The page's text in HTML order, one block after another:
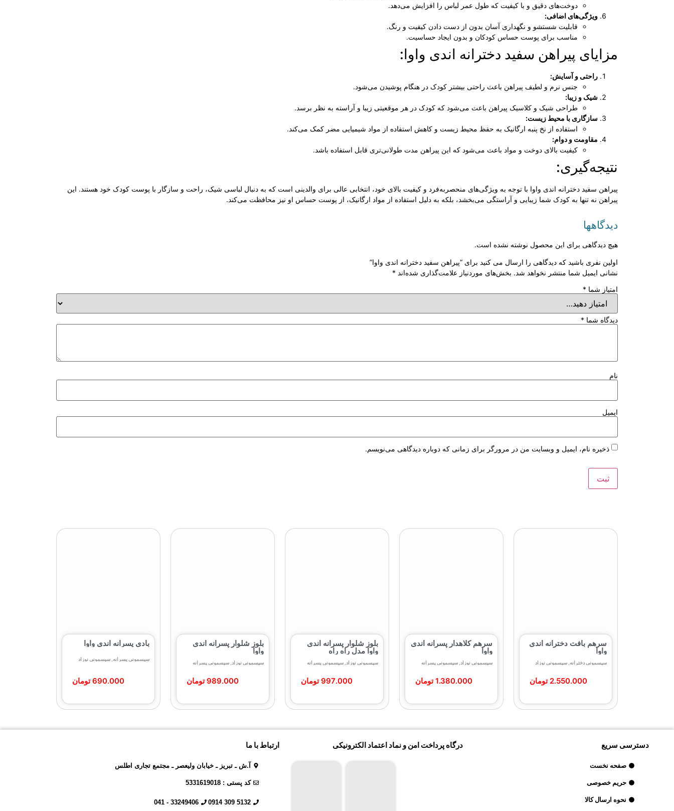
دوخت‌های دقیق و با کیفیت که طول عمر لباس را افزایش می‌دهد.
ویژگی‌های اضافی:
قابلیت شستشو و نگهداری آسان بدون از دست دادن کیفیت و رنگ.
مناسب برای پوست حساس کودکان و بدون ایجاد حساسیت.
مزایای پیراهن سفید دخترانه اندی واوا:
راحتی و آسایش:
جنس نرم و لطیف پیراهن باعث راحتی بیشتر کودک در هنگام پوشیدن می‌شود.
شیک و زیبا:
طراحی شیک و کلاسیک پیراهن باعث می‌شود که کودک در هر موقعیتی زیبا و آراسته به نظر برسد.
سازگاری با محیط زیست:
استفاده از نخ پنبه ارگانیک به حفظ محیط زیست و کاهش استفاده از مواد شیمیایی مضر کمک می‌کند.
مقاومت و دوام:
کیفیت بالای دوخت و مواد باعث می‌شود که این پیراهن مدت طولانی‌تری قابل استفاده باشد.
نتیجه‌گیری:
پیراهن سفید دخترانه اندی واوا با توجه به ویژگی‌های منحصربه‌فرد و کیفیت بالای خود، انتخابی عالی برای والدینی است که به دنبال لباسی شیک، راحت و سازگار با پوست کودک خود هستند. این
پیراهن نه تنها به کودک شما زیبایی و آراستگی می‌بخشد، بلکه به دلیل استفاده از مواد ارگانیک، از پوست حساس او نیز محافظت می‌کند.
دیدگاهها
هیچ دیدگاهی برای این محصول نوشته نشده است.
اولین نفری باشید که دیدگاهی را ارسال می کنید برای “پیراهن سفید دخترانه اندی واوا”
نشانی ایمیل شما منتشر نخواهد شد. بخش‌های موردنیاز علامت‌گذاری شده‌اند *
امتیاز شما *
دیدگاه شما *
نام
ایمیل
ذخیره نام، ایمیل و وبسایت من در مرورگر برای زمانی که دوباره دیدگاهی می‌نویسم.
سرهم بافت دخترانه اندی
واوا
سیسمونی دخترانه سیسمونی نوزاد
2.550.000 تومان
سرهم کلاهدار پسرانه اندی
واوا
سیسمونی نوزاد سیسمونی پسرانه
1.380.000 تومان
بلوز شلوار پسرانه اندی
واوا مدل راه راه
سیسمونی نوزاد سیسمونی پسرانه
997.000 تومان
بلوز شلوار پسرانه اندی
واوا
سیسمونی نوزاد سیسمونی پسرانه
989.000 تومان
بادی پسرانه اندی واوا
سیسمونی پسرانه سیسمونی نوزاد
690.000 تومان
دسترسی سریع
صفحه نخست
حریم خصوصی
نحوه ارسال کالا
درگاه پرداخت امن و نماد اعتماد الکترونیکی ارتباط با ما
آ.ش ـ تبریز ـ خیابان ولیعصر ـ مجتمع تجاری اطلس
کد پستی : 5331619018
5132 309 0914
33249406 - 041